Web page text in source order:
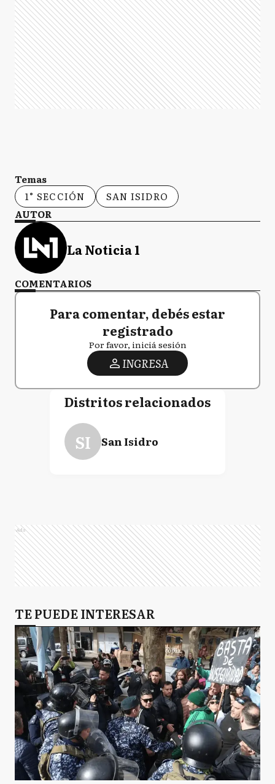
Temas
1° SECCIÓN
SAN ISIDRO
AUTOR
La Noticia 1
COMENTARIOS
Para comentar, debés estar
registrado
Por favor, iniciá sesión
INGRESA
Distritos relacionados
SI San Isidro
Ads
TE PUEDE INTERESAR